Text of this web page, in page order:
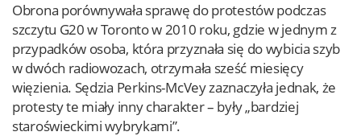
Obrona porównywała sprawę do protestów podczas
szczytu G20 w Toronto w 2010 roku, gdzie w jednym z
przypadków osoba, która przyznała się do wybicia szyb
w dwóch radiowozach, otrzymała sześć miesięcy
więzienia. Sędzia Perkins-McVey zaznaczyła jednak, że
protesty te miały inny charakter – były „bardziej
staroświeckimi wybrykami”.